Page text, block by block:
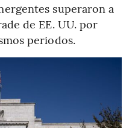
superaron a
de EE. UU. por
periodos.